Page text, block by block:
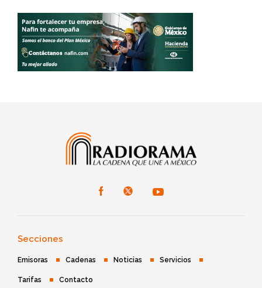
Secciones
Emisoras Cadenas Noticias Servicios
Tarifas Contacto